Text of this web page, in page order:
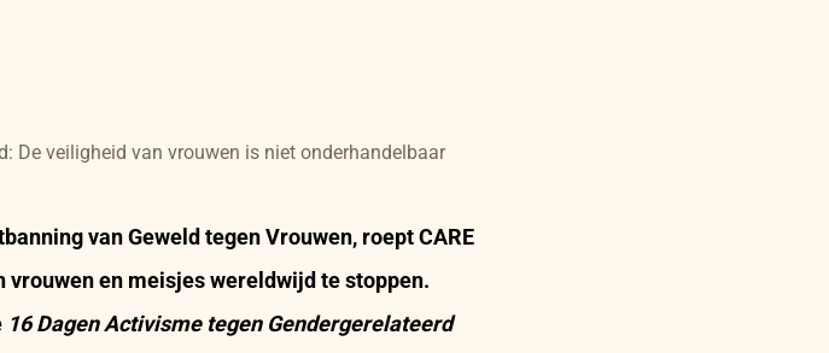
De veiligheid van vrouwen is niet onderhandelbaar
van Geweld tegen Vrouwen, roept CARE
en meisjes wereldwijd te stoppen.
16 Dagen Activisme tegen Gendergerelateerd